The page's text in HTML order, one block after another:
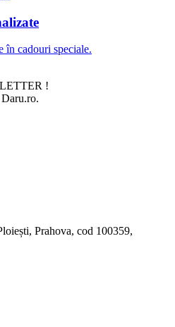
în cadouri speciale.
!
Prahova, cod 100359,